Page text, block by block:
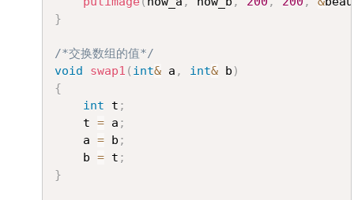
}
/*交换数组的值*/
void
swap1 ( int& a , int& b )
{
int t ;
	t
= a ;
	a
= b ;
	b
= t ;
}